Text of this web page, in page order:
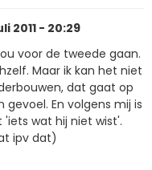
2011 - 20:29
voor de tweede gaan.
Maar ik kan het niet
dat gaat op
gevoel. En volgens mij is
'iets wat hij niet wist'.
ipv dat)